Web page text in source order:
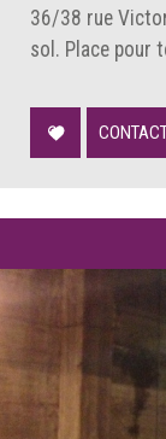
36/38 rue
sol. Place pour